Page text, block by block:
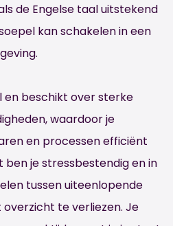
de Engelse taal uitstekend
kan schakelen in een
beschikt over sterke
waardoor je
en processen efficiënt
je stressbestendig en in
tussen uiteenlopende
te verliezen. Je